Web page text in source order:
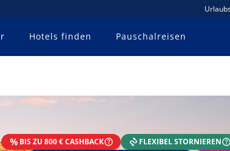
Hotels finden Pauschalreisen
BIS ZU 800 € CASHBACK FLEXIBEL STORNIEREN